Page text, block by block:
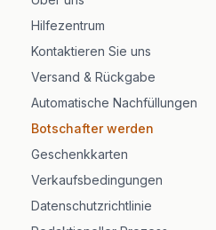
Hilfezentrum
Kontaktieren Sie uns
Versand & Rückgabe
Automatische Nachfüllungen
Botschafter werden
Geschenkkarten
Verkaufsbedingungen
Datenschutzrichtlinie